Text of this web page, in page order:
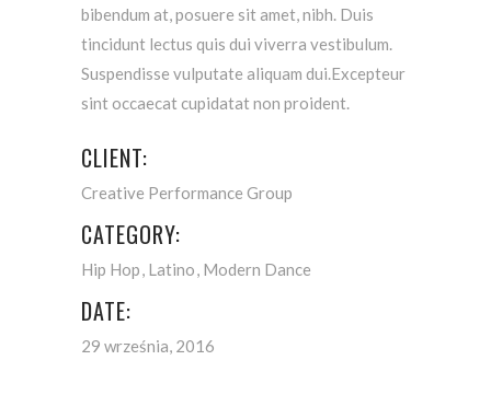
bibendum at, posuere sit amet, nibh. Duis
tincidunt lectus quis dui viverra vestibulum.
Suspendisse vulputate aliquam dui.Excepteur
sint occaecat cupidatat non proident.
CLIENT:
Creative Performance Group
CATEGORY:
Hip Hop Latino Modern Dance
DATE:
29 września, 2016